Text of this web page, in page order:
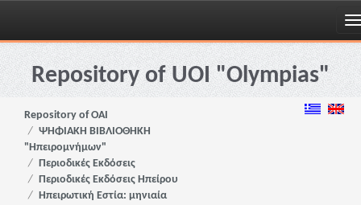
Skip
navigationRepository of UOI "Olympias"
Repository of OAI
ΨΗΦΙΑΚΗ ΒΙΒΛΙΟΘΗΚΗ
"Ηπειρομνήμων"
Περιοδικές Εκδόσεις
Περιοδικές Εκδόσεις Ηπείρου
Ηπειρωτική Εστία: μηνιαία